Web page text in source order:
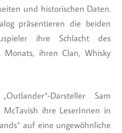
und historischen Daten.
präsentieren die beiden
ihre Schlacht des
ihren Clan, Whisky
Darsteller Sam
ihre LeserInnen in
auf eine ungewöhnliche